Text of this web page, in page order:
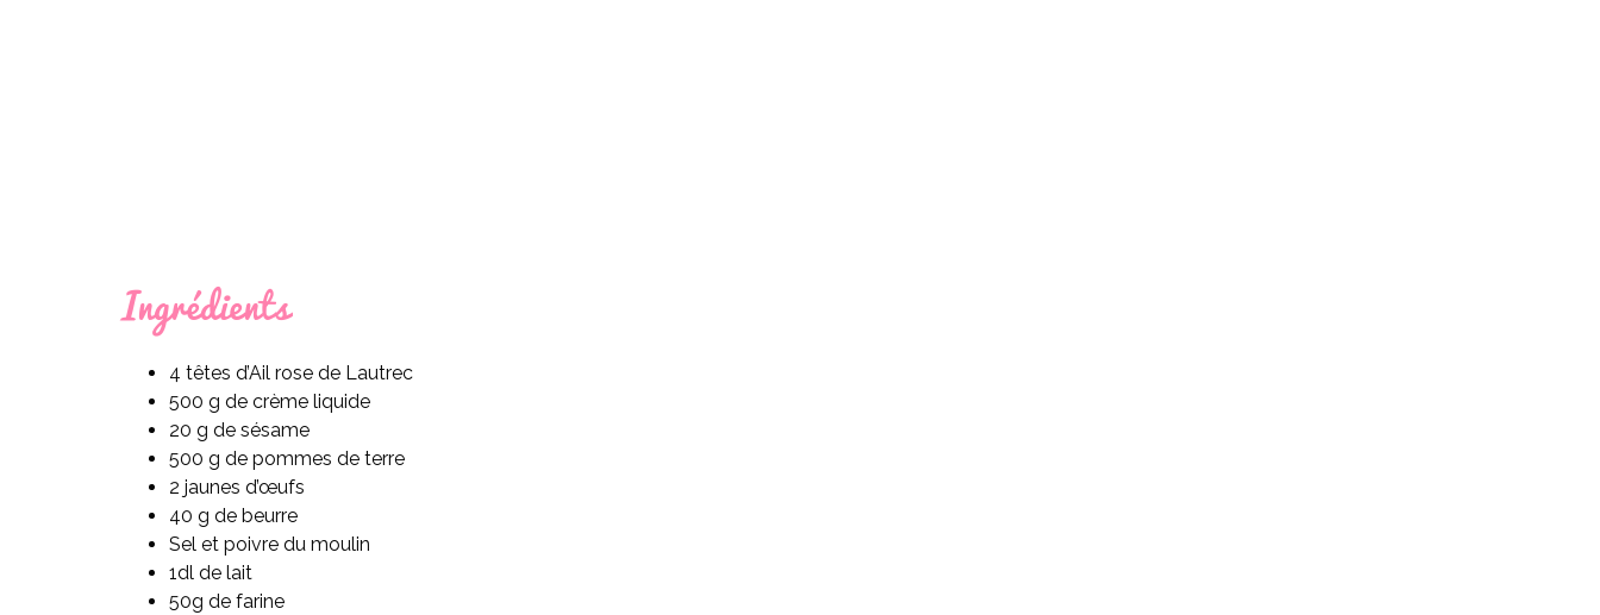
Ingrédients
4 têtes d’Ail rose de Lautrec
500 g de crème liquide
20 g de sésame
500 g de pommes de terre
2 jaunes d’œufs
40 g de beurre
Sel et poivre du moulin
1dl de lait
50g de farine